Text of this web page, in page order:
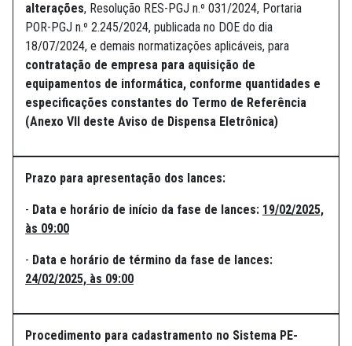
alterações, Resolução RES-PGJ n.º 031/2024, Portaria
POR-PGJ n.º 2.245/2024, publicada no DOE do dia
18/07/2024, e demais normatizações aplicáveis, para
contratação de empresa para aquisição de
equipamentos de informática, conforme quantidades e
especificações constantes do Termo de Referência
(Anexo VII deste Aviso de Dispensa Eletrônica)
Prazo para apresentação dos lances:
- Data e horário de início da fase de lances: 19/02/2025,
às 09:00
- Data e horário de término da fase de lances:
24/02/2025, às 09:00
Procedimento para cadastramento no Sistema PE-